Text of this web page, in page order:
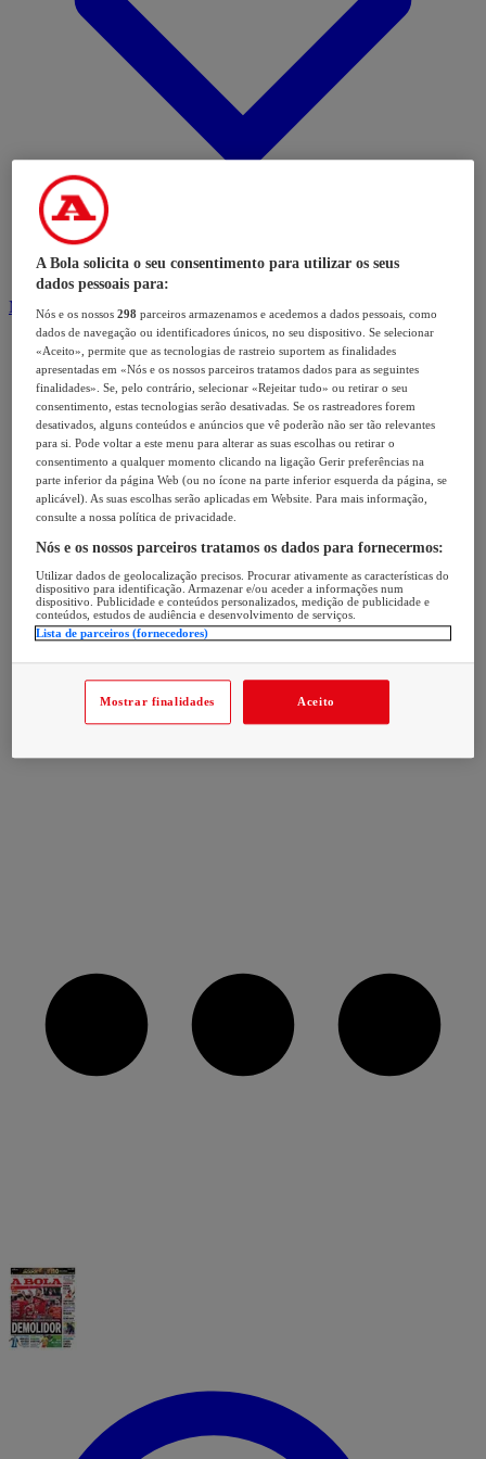
Modalidades
A Bola solicita o seu consentimento para utilizar os seus
dados pessoais para:
Nós e os nossos298 parceiros armazenamos e acedemos a dados pessoais, como
dados de navegação ou identificadores únicos, no seu dispositivo. Se selecionar
«Aceito», permite que as tecnologias de rastreio suportem as finalidades
apresentadas em «Nós e os nossos parceiros tratamos dados para as seguintes
finalidades». Se, pelo contrário, selecionar «Rejeitar tudo» ou retirar o seu
consentimento, estas tecnologias serão desativadas. Se os rastreadores forem
desativados, alguns conteúdos e anúncios que vê poderão não ser tão relevantes
para si. Pode voltar a este menu para alterar as suas escolhas ou retirar o
consentimento a qualquer momento clicando na ligação Gerir preferências na
parte inferior da página Web (ou no ícone na parte inferior esquerda da página, se
aplicável). As suas escolhas serão aplicadas em Website. Para mais informação,
consulte a nossa política de privacidade.
Nós e os nossos parceiros tratamos os dados para fornecermos:
Utilizar dados de geolocalização precisos. Procurar ativamente as características do
dispositivo para identificação. Armazenar e/ou aceder a informações num
dispositivo. Publicidade e conteúdos personalizados, medição de publicidade e
conteúdos, estudos de audiência e desenvolvimento de serviços.
Lista de parceiros (fornecedores)
Mostrar finalidades Aceito